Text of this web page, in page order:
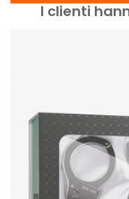
I clienti